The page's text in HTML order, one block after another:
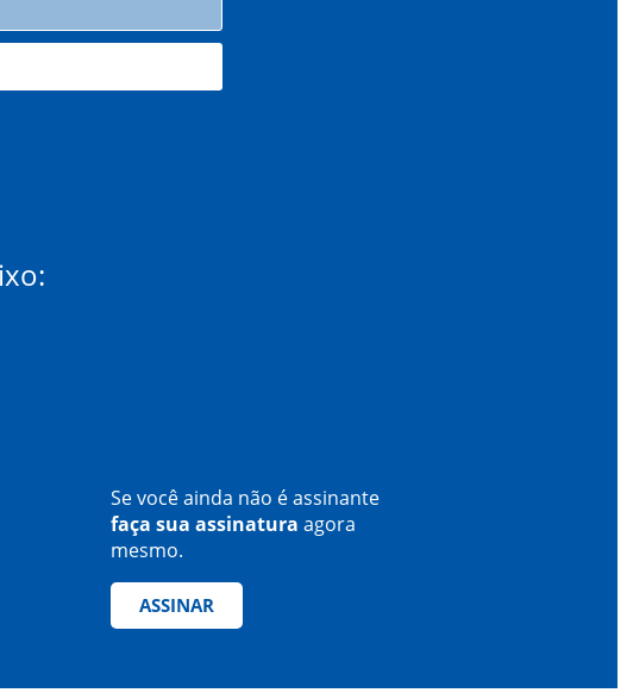
Se você ainda não é assinante
faça sua assinatura agora
mesmo.
ASSINAR